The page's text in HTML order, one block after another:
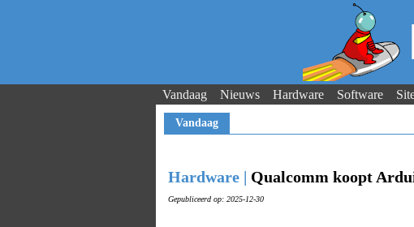
Vandaag Nieuws Hardware Software
Vandaag
Hardware | Qualcomm koopt
Gepubliceerd op: 2025-12-30